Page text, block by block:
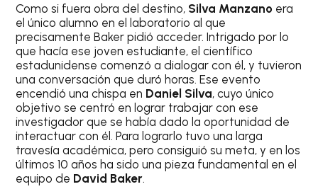
Como si fuera obra del destino, Silva Manzano era
el único alumno en el laboratorio al que
precisamente Baker pidió acceder. Intrigado por lo
que hacía ese joven estudiante, el científico
estadunidense comenzó a dialogar con él, y tuvieron
una conversación que duró horas. Ese evento
encendió una chispa en Daniel Silva, cuyo único
objetivo se centró en lograr trabajar con ese
investigador que se había dado la oportunidad de
interactuar con él. Para lograrlo tuvo una larga
travesía académica, pero consiguió su meta, y en los
últimos 10 años ha sido una pieza fundamental en el
equipo de David Baker.